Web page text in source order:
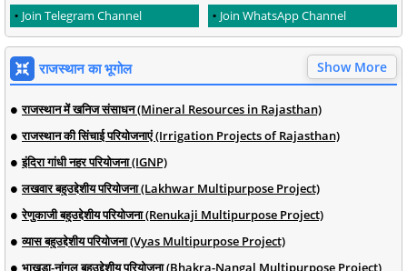
Join Telegram Channel Join WhatsApp Channel
राजस्थान का भूगोल Show More
राजस्थान में खनिज संसाधन (Mineral Resources in Rajasthan)
राजस्थान की सिंचाई परियोजनाएं (Irrigation Projects of Rajasthan)
इंदिरा गांधी नहर परियोजना (IGNP)
लखवार बहुउद्देशीय परियोजना (Lakhwar Multipurpose Project)
रेणुकाजी बहुउद्देशीय परियोजना (Renukaji Multipurpose Project)
व्यास बहुउद्देशीय परियोजना (Vyas Multipurpose Project)
भाखड़ा-नांगल बहुउद्देशीय परियोजना (Bhakra-Nangal Multipurpose Project)